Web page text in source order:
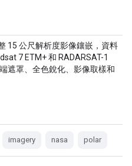
15 公尺解析度影像鑲嵌，資料
7 ETM+ 和 RADARSAT-1
遮罩、全色銳化、影像取樣和
imagery nasa polar